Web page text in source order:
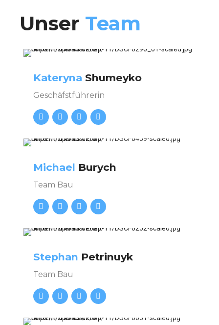
Unser Team
Kateryna Shumeyko
Geschäfstführerin
Michael Burych
Team Bau
Stephan Petrinuyk
Team Bau